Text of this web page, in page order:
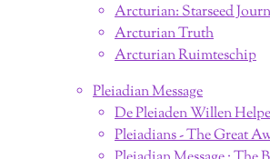
Arcturian: Starseed
Arcturian Truth
Arcturian Ruimteschip
Pleiadian Message
De Pleiaden Willen
Pleiadians - The Great